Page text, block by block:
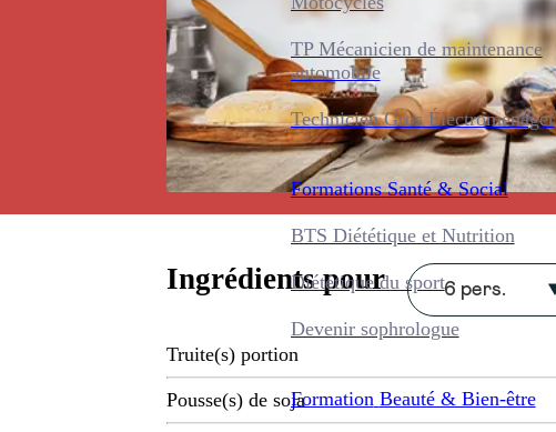
TP Mécanicien de maintenance
automobile
Technicien Gros Électroménager
Formations Santé & Social
BTS Diététique et Nutrition
Diététique du sport
Devenir sophrologue
Formation Beauté & Bien-être
Ingrédients pour 6 pers.
Truite(s) portion
Pousse(s) de soja